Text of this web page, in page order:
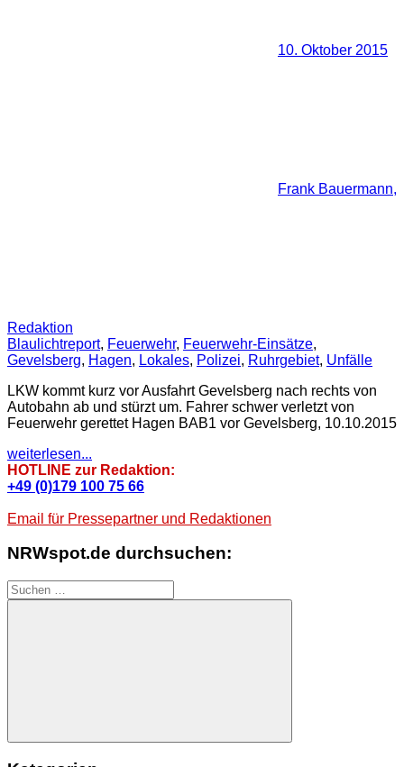
10. Oktober 2015
Frank Bauermann,
Redaktion
Blaulichtreport, Feuerwehr, Feuerwehr-Einsätze,
Gevelsberg, Hagen, Lokales, Polizei, Ruhrgebiet, Unfälle
LKW kommt kurz vor Ausfahrt Gevelsberg nach rechts von
Autobahn ab und stürzt um. Fahrer schwer verletzt von
Feuerwehr gerettet Hagen BAB1 vor Gevelsberg, 10.10.2015
weiterlesen...
HOTLINE zur Redaktion:
+49 (0)179 100 75 66
Email für Pressepartner und Redaktionen
NRWspot.de durchsuchen:
Suchen
nach:
Suchen